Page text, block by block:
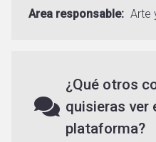
Area responsable
Arte
¿Qué otros
quisieras ver
plataforma?